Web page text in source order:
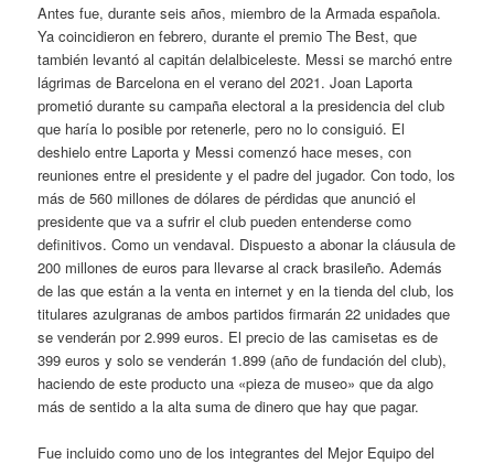
Antes fue, durante seis años, miembro de la Armada española.
Ya coincidieron en febrero, durante el premio The Best, que
también levantó al capitán delalbiceleste. Messi se marchó entre
lágrimas de Barcelona en el verano del 2021. Joan Laporta
prometió durante su campaña electoral a la presidencia del club
que haría lo posible por retenerle, pero no lo consiguió. El
deshielo entre Laporta y Messi comenzó hace meses, con
reuniones entre el presidente y el padre del jugador. Con todo, los
más de 560 millones de dólares de pérdidas que anunció el
presidente que va a sufrir el club pueden entenderse como
definitivos. Como un vendaval. Dispuesto a abonar la cláusula de
200 millones de euros para llevarse al crack brasileño. Además
de las que están a la venta en internet y en la tienda del club, los
titulares azulgranas de ambos partidos firmarán 22 unidades que
se venderán por 2.999 euros. El precio de las camisetas es de
399 euros y solo se venderán 1.899 (año de fundación del club),
haciendo de este producto una «pieza de museo» que da algo
más de sentido a la alta suma de dinero que hay que pagar.
Fue incluido como uno de los integrantes del Mejor Equipo del